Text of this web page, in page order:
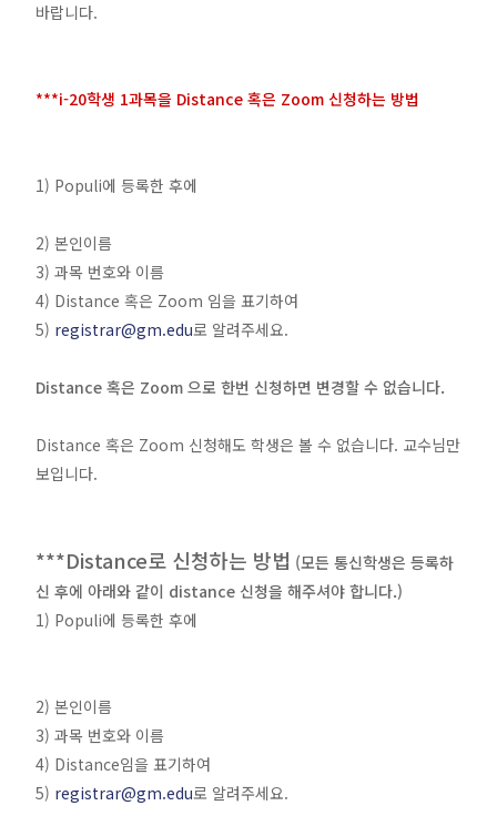
바랍니다.
***i-20학생 1과목을 Distance 혹은 Zoom 신청하는 방법
1) Populi에 등록한 후에
2) 본인이름
3) 과목 번호와 이름
4) Distance 혹은 Zoom 임을 표기하여
5) registrar@gm.edu로 알려주세요.
Distance 혹은 Zoom 으로 한번 신청하면 변경할 수 없습니다.
Distance 혹은 Zoom 신청해도 학생은 볼 수 없습니다. 교수님만
보입니다.
***Distance로 신청하는 방법 (모든 통신학생은 등록하
신 후에 아래와 같이 distance 신청을 해주셔야 합니다.)
1) Populi에 등록한 후에
2) 본인이름
3) 과목 번호와 이름
4) Distance임을 표기하여
5) registrar@gm.edu로 알려주세요.